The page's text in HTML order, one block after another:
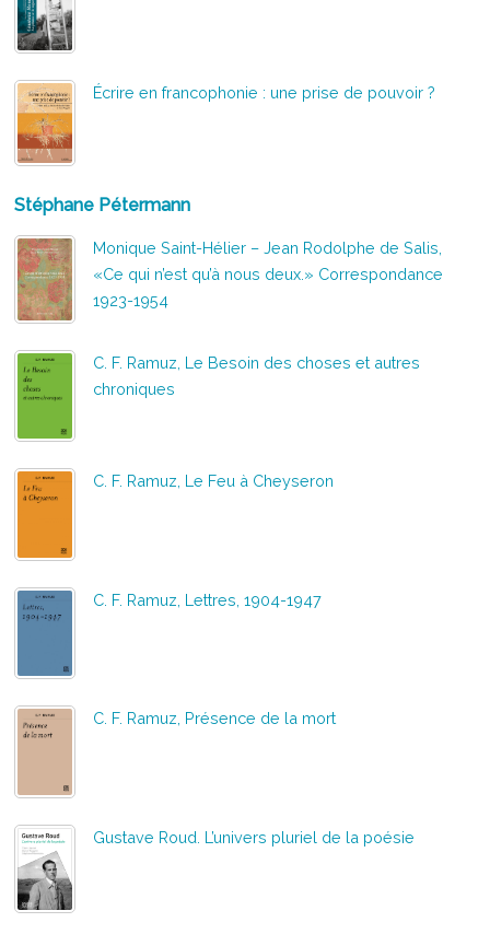
Écrire en francophonie : une prise de pouvoir ?
Stéphane Pétermann
Monique Saint-Hélier – Jean Rodolphe de Salis,
«Ce qui n’est qu’à nous deux.» Correspondance
1923-1954
C. F. Ramuz, Le Besoin des choses et autres
chroniques
C. F. Ramuz, Le Feu à Cheyseron
C. F. Ramuz, Lettres, 1904-1947
C. F. Ramuz, Présence de la mort
Gustave Roud. L’univers pluriel de la poésie